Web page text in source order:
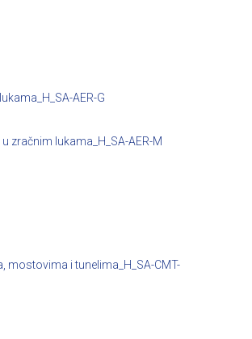
AER-G
zračnim lukama_H_SA-AER-M
mostovima i tunelima_H_SA-CMT-